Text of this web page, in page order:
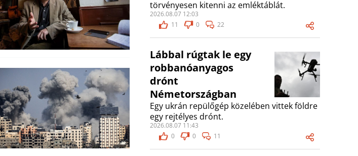
törvényesen kitenni az emléktáblát.
2026.08.07 12:03
11
0 22
Lábbal rúgtak le egy
robbanóanyagos
drónt
Németországban
Egy ukrán repülőgép közelében vittek földre
egy rejtélyes drónt.
2026.08.07 11:43
0
0 11